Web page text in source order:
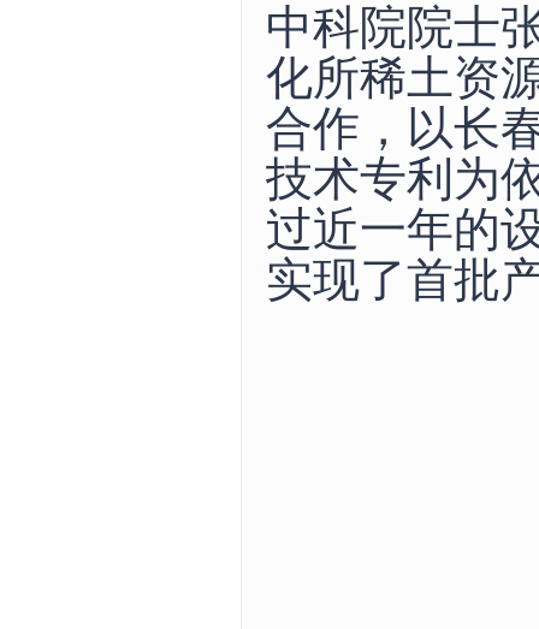
中科院院士
化所稀土资
合作，以长
技术专利为
过近一年的
实现了首批